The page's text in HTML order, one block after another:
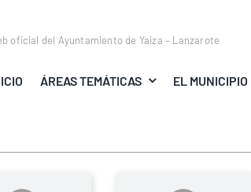
oficial del Ayuntamiento de Yaiza – Lanzarote
ÁREAS TEMÁTICAS EL MUNICIPIO